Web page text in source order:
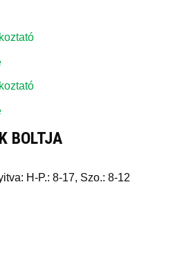
BOLTJA
H-P.: 8-17, Szo.: 8-12